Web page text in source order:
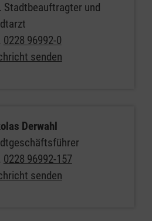
Stadtbeauftragter und
0228 96992-0
senden
Derwahl
0228 96992-157
senden